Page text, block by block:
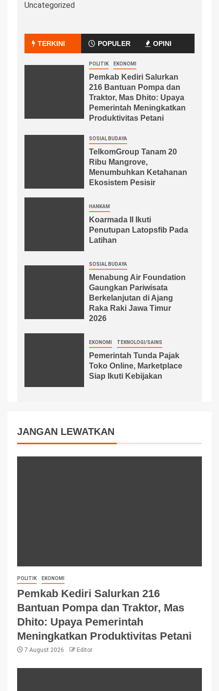
Uncategorized
TERKINI POPULER OPINI
POLITIK EKONOMI
Pemkab Kediri Salurkan
216 Bantuan Pompa dan
Traktor, Mas Dhito: Upaya
Pemerintah Meningkatkan
Produktivitas Petani
SOSIAL BUDAYA
TelkomGroup Tanam 20
Ribu Mangrove,
Menumbuhkan Ketahanan
Ekosistem Pesisir
HANKAM
Koarmada II Ikuti
Penutupan Latopsfib Pada
Latihan
SOSIAL BUDAYA
Menabung Air Foundation
Gaungkan Pariwisata
Berkelanjutan di Ajang
Raka Raki Jawa Timur
2026
EKONOMI TEKNOLOGI/SAINS
Pemerintah Tunda Pajak
Toko Online, Marketplace
Siap Ikuti Kebijakan
JANGAN LEWATKAN
POLITIK EKONOMI
Pemkab Kediri Salurkan 216
Bantuan Pompa dan Traktor, Mas
Dhito: Upaya Pemerintah
Meningkatkan Produktivitas Petani
7 August 2026 Editor